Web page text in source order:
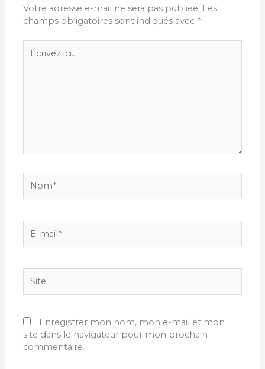
Votre adresse e-mail ne sera pas publiée. Les
champs obligatoires sont indiqués avec *
Écrivez
ici…
mail*
Enregistrer mon nom, mon e-mail et mon
site dans le navigateur pour mon prochain
commentaire.